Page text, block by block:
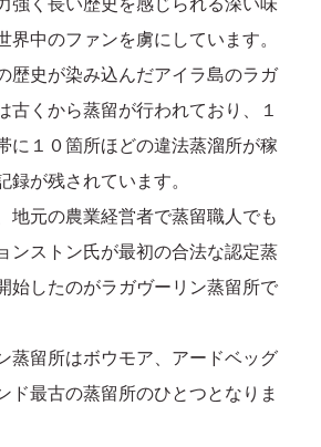
界中のファンを虜にしています。
歴史が染み込んだアイラ島のラガ
古くから蒸留が行われており、１
に１０箇所ほどの違法蒸溜所が稼
が残されています。
地元の農業経営者で蒸留職人でも
ンストン氏が最初の合法な認定蒸
始したのがラガヴーリン蒸留所で
蒸留所はボウモア、アードベッグ
ド最古の蒸留所のひとつとなりま